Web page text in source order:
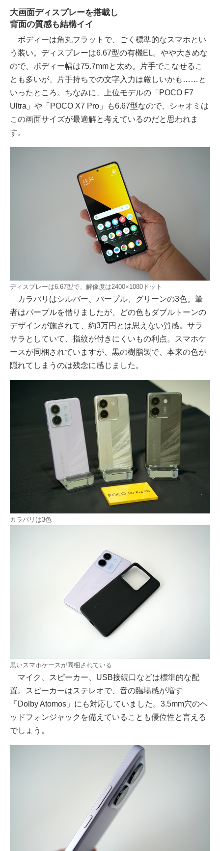
大画面ディスプレーを搭載し
背面の質感も結構イイ
ボディーは角丸フラットで、ごく標準的なスマホとい
う装い。ディスプレーは6.67型の有機EL。やや大きめな
ので、ボディー幅は75.7mmと太め。片手でこなせるこ
とも多いが、片手持ちでの文字入力は厳しいかも……と
いったところ。ちなみに、上位モデルの「POCO F7
Ultra」や「POCO X7 Pro」も6.67型なので、シャオミは
この画面サイズが最適解と考えているのだと思われま
す。
ディスプレーは6.67型で、解像度は2400×1080ドット
カラバリはシルバー、パープル、グリーンの3色。筆
者はパープルを借りましたが、どの色もダブルトーンの
デザインが施されて、約3万円とは思えない質感。サラ
サラとしていて、指紋が付きにくいもの利点。スマホケ
ースが同梱されていますが、黒の樹脂製で、本来の色が
隠れてしまうのは残念に感じました。
カラバリは3色
黒いスマホケースが同梱されている
マイク、スピーカー、USB接続口などは標準的な配
置。スピーカーはステレオで、音の臨場感が増す
「Dolby Atomos」にも対応していました。3.5mm穴のヘ
ッドフォンジャックを備えていることも優位性と言える
でしょう。